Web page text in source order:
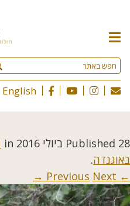
תפריט
האתר
English
Published 28 ביולי 2016 in
באוגנדה.
← Previous
Next →